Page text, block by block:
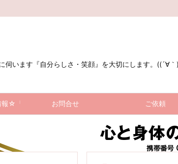
伺います『自分らしさ・笑顔』を大切にします。((´∀
☆『ラグジュアリアスマルシェ☆＆心身のマルシェ。』
お問合せ ご依頼